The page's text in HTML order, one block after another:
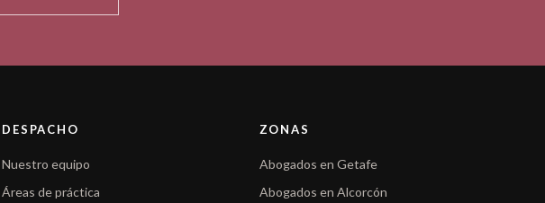
DESPACHO
Nuestro equipo
Áreas de práctica
ZONAS
Abogados en Getafe
Abogados en Alcorcón